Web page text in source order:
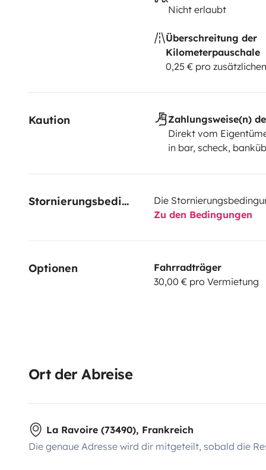
Nicht erlaubt
Überschreitung der
Kilometerpauschale
0,25 € pro
Kaution
Zahlungsweise(n)
Direkt vom
in bar, scheck,
Stornierungsbedingungen
Die
Zu den Bedingungen
Optionen
Fahrradträger
30,00 € pro Vermietung
Ort der Abreise
La Ravoire (73490), Frankreich
Die genaue Adresse wird dir mitgeteilt, sobald die